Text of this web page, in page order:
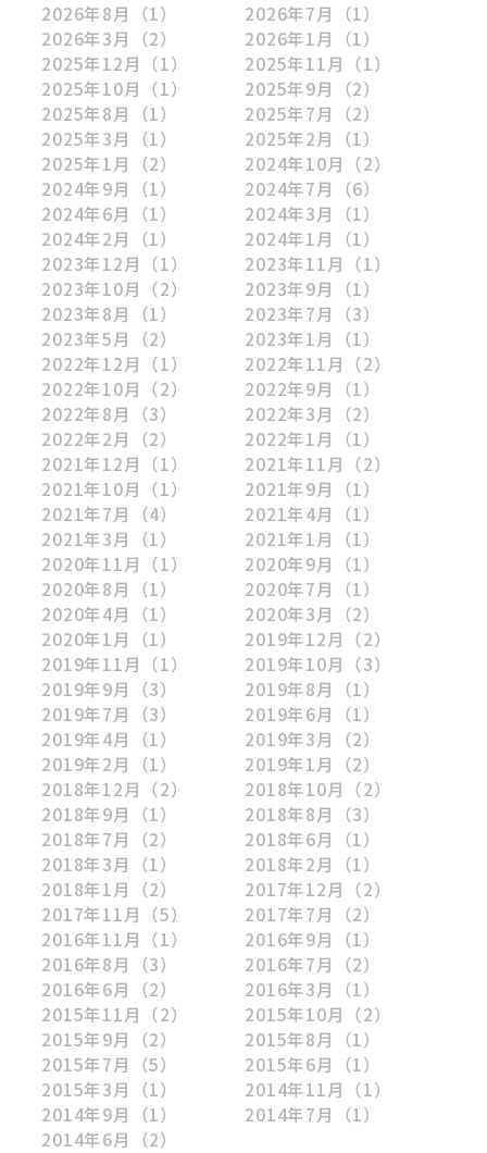
2026年8月 （1） 2026年7月
（1）
2026年3月
（2） 2026年1月
（1）
2025年12月 （1） 2025年11月 （1）
2025年10月 （1） 2025年9月
（2）
2025年8月
（1） 2025年7月
（2）
2025年3月
（1） 2025年2月
（1）
2025年1月
（2） 2024年10月 （2）
2024年9月
（1） 2024年7月
（6）
2024年6月
（1） 2024年3月
（1）
2024年2月
（1） 2024年1月
（1）
2023年12月 （1） 2023年11月 （1）
2023年10月 （2） 2023年9月
（1）
2023年8月
（1） 2023年7月
（3）
2023年5月
（2） 2023年1月
（1）
2022年12月 （1） 2022年11月 （2）
2022年10月 （2） 2022年9月
（1）
2022年8月
（3） 2022年3月
（2）
2022年2月
（2） 2022年1月
（1）
2021年12月 （1） 2021年11月 （2）
2021年10月 （1） 2021年9月
（1）
2021年7月
（4） 2021年4月
（1）
2021年3月
（1） 2021年1月
（1）
2020年11月 （1） 2020年9月
（1）
2020年8月
（1） 2020年7月
（1）
2020年4月
（1） 2020年3月
（2）
2020年1月
（1） 2019年12月 （2）
2019年11月 （1） 2019年10月 （3）
2019年9月
（3） 2019年8月
（1）
2019年7月
（3） 2019年6月
（1）
2019年4月
（1） 2019年3月
（2）
2019年2月
（1） 2019年1月
（2）
2018年12月 （2） 2018年10月 （2）
2018年9月
（1） 2018年8月
（3）
2018年7月
（2） 2018年6月
（1）
2018年3月
（1） 2018年2月
（1）
2018年1月
（2） 2017年12月 （2）
2017年11月 （5） 2017年7月
（2）
2016年11月 （1） 2016年9月
（1）
2016年8月
（3） 2016年7月
（2）
2016年6月
（2） 2016年3月
（1）
2015年11月 （2） 2015年10月 （2）
2015年9月
（2） 2015年8月
（1）
2015年7月
（5） 2015年6月
（1）
2015年3月
（1） 2014年11月 （1）
2014年9月
（1） 2014年7月
（1）
2014年6月
（2）